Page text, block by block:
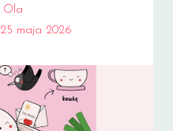
Ola
25 maja 2026